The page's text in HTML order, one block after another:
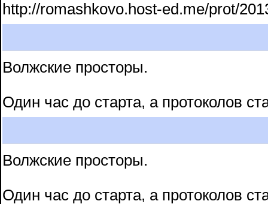
http://romashkovo.host-ed.me/prot/
Волжские просторы.
Один час до старта, а протоколов
Волжские просторы.
Один час до старта, а протоколов